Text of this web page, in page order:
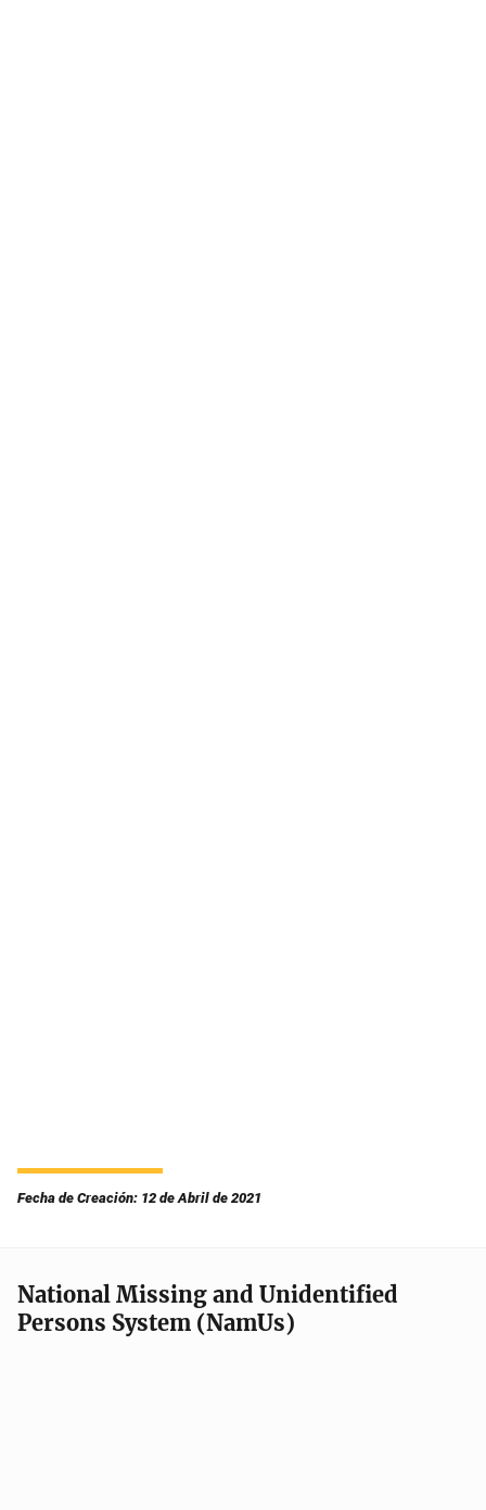
Fecha de Creación: 12 de Abril de 2021
National Missing and Unidentified
Persons System (NamUs)